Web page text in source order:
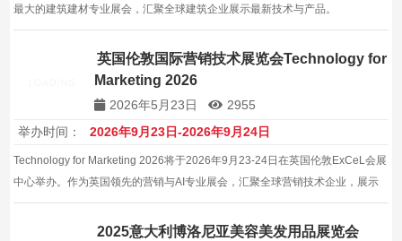
最大的建筑建材专业展会，汇聚全球建筑企业展示最新技术与产品。
英国伦敦国际营销技术展览会Technology for
Marketing 2026
2026年5月23日
2955
举办时间：
2026年9月23日-2026年9月24日
Technology for Marketing 2026将于2026年9月23-24日在英国伦敦ExCeL会展
中心举办。作为英国领先的营销与AI专业展会，汇聚全球营销技术企业，展示
最新MarTech解决方案。
2025意大利博洛尼亚美容美发用品展览会